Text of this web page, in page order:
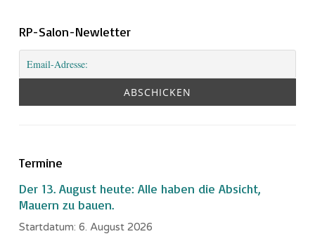
RP-Salon-Newletter
Termine
Der 13. August heute: Alle haben die Absicht,
Mauern zu bauen.
Startdatum: 6. August 2026